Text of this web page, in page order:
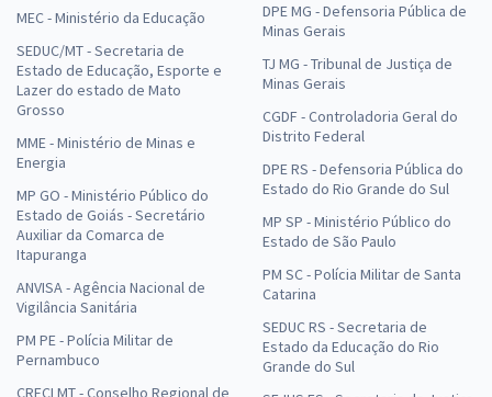
MEC - Ministério da Educação
SEDUC/MT - Secretaria de
Estado de Educação, Esporte e
Lazer do estado de Mato
Grosso
MME - Ministério de Minas e
Energia
MP GO - Ministério Público do
Estado de Goiás - Secretário
Auxiliar da Comarca de
Itapuranga
ANVISA - Agência Nacional de
Vigilância Sanitária
PM PE - Polícia Militar de
Pernambuco
CRECI MT - Conselho Regional de
DPE MG - Defensoria Pública de
Minas Gerais
TJ MG - Tribunal de Justiça de
Minas Gerais
CGDF - Controladoria Geral do
Distrito Federal
DPE RS - Defensoria Pública do
Estado do Rio Grande do Sul
MP SP - Ministério Público do
Estado de São Paulo
PM SC - Polícia Militar de Santa
Catarina
SEDUC RS - Secretaria de
Estado da Educação do Rio
Grande do Sul